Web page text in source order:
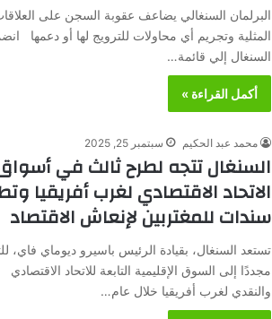
البرلمان السنغالي يضاعف عقوبة السجن على
المثلية وتجريم أي محاولات للترويج لها أو دعمها
السنغال إلي قائمة…
أكمل القراءة »
محمد عبد الحكيم سبتمبر 25, 2025
السنغال تتجه لطرح ثالث في
الاتحاد الاقتصادي لغرب أفريقيا
سندات للمغتربين لإنعاش الاقتصاد
تستعد السنغال، بقيادة الرئيس باسيرو ديوماي فاي،
مجددًا إلى السوق الإقليمية التابعة للاتحاد الاقتصادي
والنقدي لغرب أفريقيا خلال عام…